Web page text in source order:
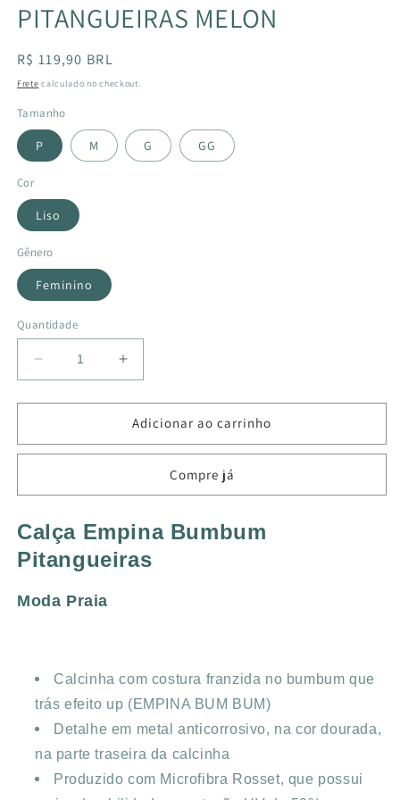
PITANGUEIRAS MELON
Preço
normal
R$ 119,90 BRL
Frete calculado no checkout.
Tamanho
P M G GG
Cor
Liso
Gênero
Feminino
Quantidade
Diminuir
a
quantidade
CALÇA
EMPINA
PITANGUEIRAS
Aumentar
a
quantidade
de
CALÇA
EMPINA
BUMBUM
PITANGUEIRAS
Adicionar ao carrinho
Compre já
Calça Empina Bumbum
Pitangueiras
Moda Praia
Calcinha com costura franzida no bumbum que
trás efeito up (EMPINA BUM BUM)
Detalhe em metal anticorrosivo, na cor dourada,
na parte traseira da calcinha
Produzido com Microfibra Rosset, que possui